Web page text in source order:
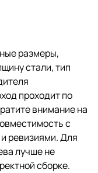
размеры,
стали, тип
проходит по
внимание на
с
ревизиями. Для
лучше не
сборке.